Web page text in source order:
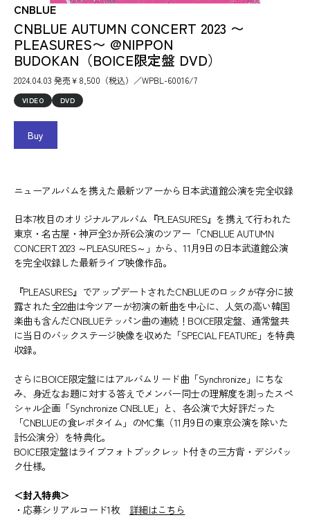
CNBLUE
CNBLUE AUTUMN CONCERT 2023 〜
PLEASURES〜 @NIPPON
BUDOKAN（BOICE限定盤 DVD）
2024.04.03 発売￥8,500（税込）／WPBL-60016/7
VIDEO DVD
Buy
ニューアルバムを携えた最新ツアーから日本武道館公演を完全収録
日本7枚目のオリジナルアルバム『PLEASURES』を携えて行われた
東京・名古屋・神戸全3か所6公演のツアー「CNBLUE AUTUMN
CONCERT 2023 ～PLEASURES～」から、11月9日の日本武道館公演
を完全収録した最新ライブ映像作品。
『PLEASURES』でアップデートされたCNBLUEのロックが存分に披
露された全22曲は今ツアーが初演の新曲を中心に、人気の高い韓国
楽曲も含んだCNBLUEテッパン曲の連続！BOICE限定盤、通常盤共
に当日のバックステージ映像を収めた「SPECIAL FEATURE」を特典
収録。
さらにBOICE限定盤にはアルバムリード曲「Synchronize」にちな
み、身近なお題に対する答えでメンバー同士の理解度を測ったスペ
シャル企画「Synchronize CNBLUE」と、各公演で大好評だった
「CNBLUEの食レポタイム」のMC集（11月9日の東京公演を除いた
計5公演分）を特典化。
BOICE限定盤はライブフォトブックレット付きの三方背・デジパッ
ク仕様。
＜封入特典＞
・応募シリアルコード1枚 詳細はこちら